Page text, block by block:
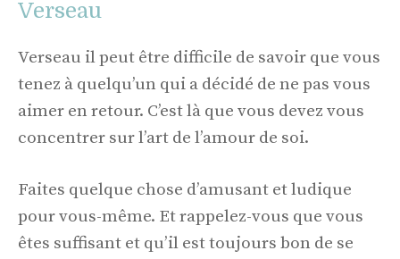
Verseau
Verseau il peut être difficile de savoir que vous
tenez à quelqu’un qui a décidé de ne pas vous
aimer en retour. C’est là que vous devez vous
concentrer sur l’art de l’amour de soi.
Faites quelque chose d’amusant et ludique
pour vous-même. Et rappelez-vous que vous
êtes suffisant et qu’il est toujours bon de se